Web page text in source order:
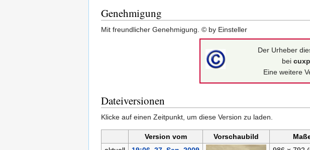
Genehmigung
Mit freundlicher Genehmigung. © by Einsteller
Der Urheber
bei
Eine weitere
Dateiversionen
Klicke auf einen Zeitpunkt, um diese Version zu laden.
Version vom Vorschaubild